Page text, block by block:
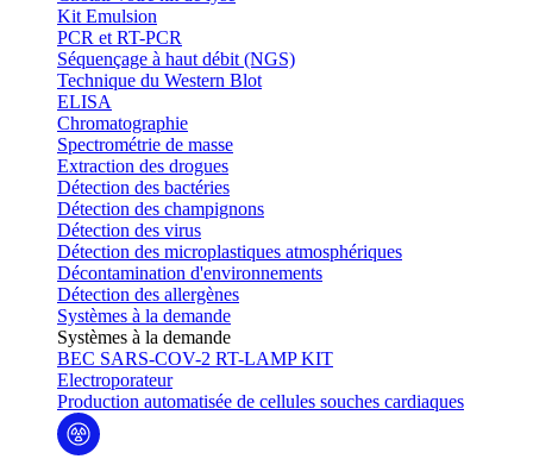
Kit Emulsion
PCR et RT-PCR
Séquençage à haut débit (NGS)
Technique du Western Blot
ELISA
Chromatographie
Spectrométrie de masse
Extraction des drogues
Détection des bactéries
Détection des champignons
Détection des virus
Détection des microplastiques atmosphériques
Décontamination d'environnements
Détection des allergènes
Systèmes à la demande
Systèmes à la demande
BEC SARS-COV-2 RT-LAMP KIT
Electroporateur
Production automatisée de cellules souches cardiaques